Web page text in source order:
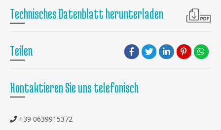
Technisches Datenblatt herunterladen
Teilen
Kontaktieren Sie uns telefonisch
+39 0639915372